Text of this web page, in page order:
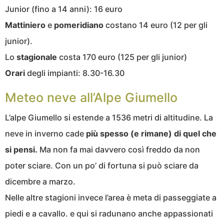
Junior (fino a 14 anni): 16 euro
Mattiniero e pomeridiano costano 14 euro (12 per gli
junior).
Lo stagionale costa 170 euro (125 per gli junior)
Orari degli impianti: 8.30-16.30
Meteo neve all’Alpe Giumello
L’alpe Giumello si estende a 1536 metri di altitudine. La
neve in inverno cade più spesso (e rimane) di quel che
si pensi. Ma non fa mai davvero così freddo da non
poter sciare. Con un po’ di fortuna si può sciare da
dicembre a marzo.
Nelle altre stagioni invece l’area è meta di passeggiate a
piedi e a cavallo. e qui si radunano anche appassionati